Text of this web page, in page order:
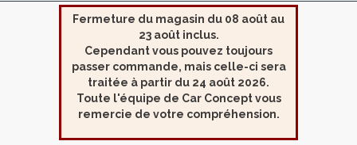
Fermeture du magasin du 08 août au
23 août inclus.
Cependant vous pouvez toujours
passer commande, mais celle-ci sera
traitée à partir du 24 août 2026.
Toute l'équipe de Car Concept vous
remercie de votre compréhension.